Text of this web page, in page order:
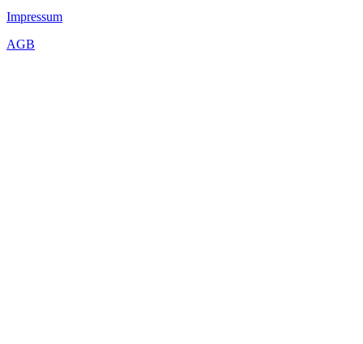
Impressum
AGB